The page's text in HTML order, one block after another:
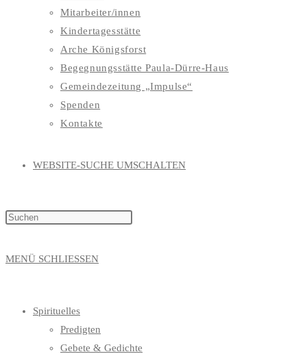
Mitarbeiter/innen
Kindertagesstätte
Arche Königsforst
Begegnungsstätte Paula-Dürre-Haus
Gemeindezeitung „Impulse“
Spenden
Kontakte
WEBSITE-SUCHE UMSCHALTEN
MENÜ SCHLIESSEN
Spirituelles
Predigten
Gebete & Gedichte